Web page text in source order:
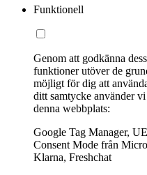
Funktionell
Genom att godkänna
funktioner utöver de
möjligt för dig att
ditt samtycke använder
denna webbplats:
Google Tag Manager,
Consent Mode från
Klarna, Freshchat